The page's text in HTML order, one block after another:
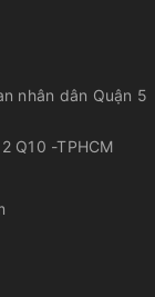
nhân dân Quận 5
Q10 -TPHCM